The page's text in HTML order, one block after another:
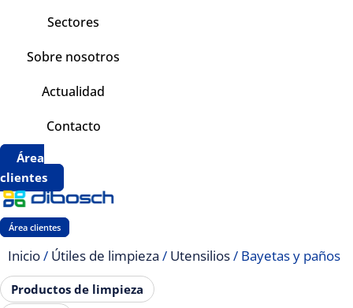
Sectores
Sobre nosotros
Actualidad
Contacto
Área
clientes
Área clientes
Inicio/ Útiles de limpieza / Utensilios/ Bayetas y paños
Productos de limpieza